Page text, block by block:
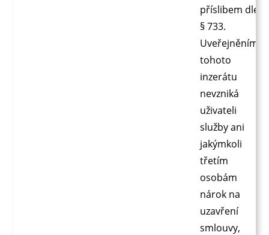
příslibem dle
§ 733.
Uveřejněním
tohoto
inzerátu
nevzniká
uživateli
služby ani
jakýmkoli
třetím
osobám
nárok na
uzavření
smlouvy,